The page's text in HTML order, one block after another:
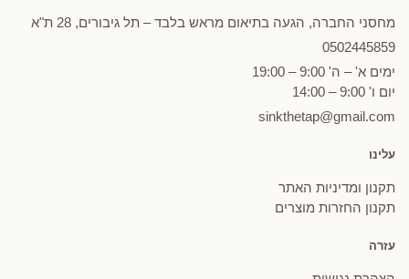
מחסני החברה, הגעה בתיאום מראש בלבד – תל גיבורים, 28 ת"א
0502445859
ימים א' – ה' 9:00 – 19:00
יום ו' 9:00 – 14:00
sinkthetap@gmail.com
עלינו
תקנון ומדיניות האתר
תקנון החזרות מוצרים
עזרה